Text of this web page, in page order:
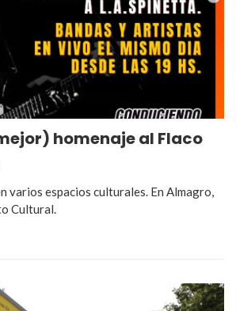
homenaje al Flaco
varios espacios culturales. En Almagro,
Cultural.